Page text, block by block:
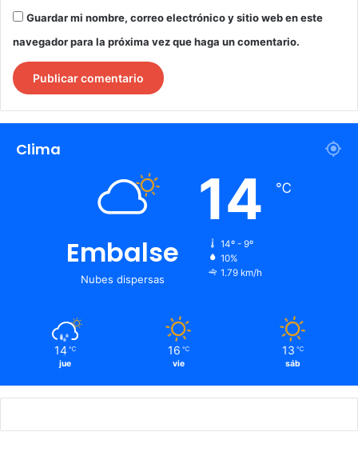
Guardar mi nombre, correo electrónico y sitio web en este
navegador para la próxima vez que haga un comentario.
Clima
Embalse
Nubes dispersas
14 ℃
14º - 9º
10%
1.79 km/h
14 ℃
jue
16 ℃
vie
13 ℃
sáb